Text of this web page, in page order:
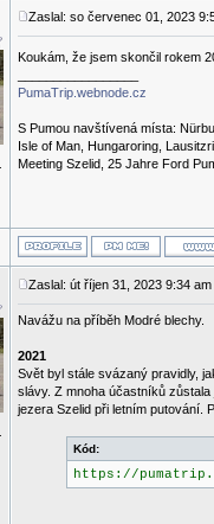
Zaslal: so červenec 01, 2023
Koukám, že jsem skončil rokem
PumaTrip.webnode.cz
S Pumou navštívená místa:
Isle of Man, Hungaroring,
Meeting Szelid, 25 Jahre Ford
Zaslal: út říjen 31, 2023 9:34 am
Navážu na příběh Modré blechy.
2021
Svět byl stále svázaný pravidly,
slávy. Z mnoha účastníků
jezera Szelid při letním putování.
Kód:
https://